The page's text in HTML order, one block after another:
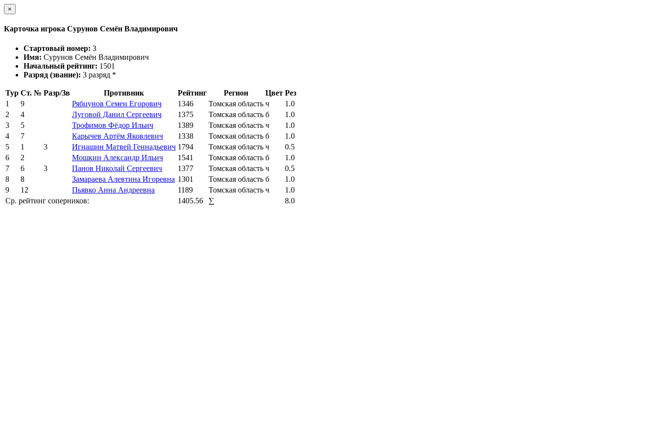
×
Карточка игрока Сурунов Семён Владимирович
Стартовый номер: 3
Имя: Сурунов Семён Владимирович
Начальный рейтинг: 1501
Разряд (звание): 3 разряд *
Тур Ст. № Разр/Зв Противник Рейтинг Регион Цвет Рез
1
9 Рябцунов Семен Егорович 1346 Томская область ч
1.0
2
4 Луговой Данил Сергеевич 1375 Томская область б
1.0
3
5 Трофимов Фёдор Ильич 1389 Томская область ч
1.0
4
7 Карычев Артём Яковлевич 1338 Томская область б
1.0
5
1 3 Игнашин Матвей Геннадьевич 1794 Томская область ч
0.5
6
2 Мошкин Александр Ильич 1541 Томская область б
1.0
7
6 3 Панов Николай Сергеевич 1377 Томская область ч
0.5
8
8 Замараева Алевтина Игоревна 1301 Томская область б
1.0
9
12 Пьявко Анна Андреевна 1189 Томская область ч
1.0
Ср. рейтинг соперников:
1405.56 ∑ 8.0